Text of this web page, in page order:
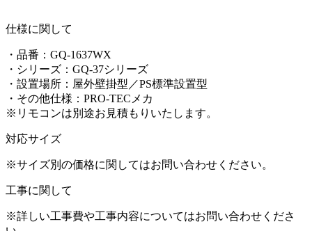
仕様に関して
・品番：GQ-1637WX
・シリーズ：GQ-37シリーズ
・設置場所：屋外壁掛型／PS標準設置型
・その他仕様：PRO-TECメカ
※リモコンは別途お見積もりいたします。
対応サイズ
※サイズ別の価格に関してはお問い合わせください。
工事に関して
※詳しい工事費や工事内容についてはお問い合わせくださ